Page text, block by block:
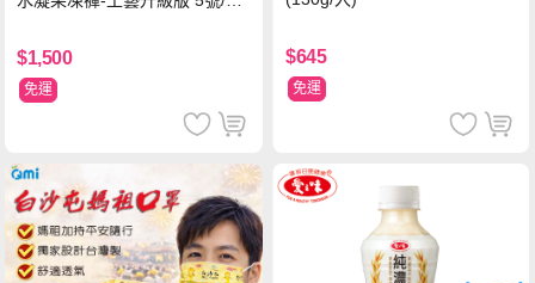
$1,500
免運
$645
免運